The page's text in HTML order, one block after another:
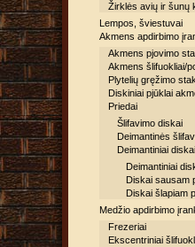
Žirklės avių ir šunų
Lempos, šviestuvai
Akmens apdirbimo
Akmens pjovimo
Akmens šlifuokliai/
Plytelių gręžimo
Diskiniai pjūklai
Priedai
Šlifavimo diskai
Deimantinės
Deimantiniai diskai
Deimantiniai
Diskai sausam
Diskai šlapiam
Medžio apdirbimo
Frezeriai
Ekscentriniai